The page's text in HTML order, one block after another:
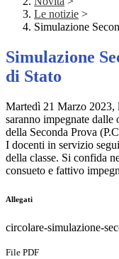
Le notizie >
Simulazione
Simulazione
di Stato
Martedì 21 Marzo 2023,
saranno impegnate
della Seconda Prova
I docenti in servizio
della classe. Si confida
consueto e fattivo
Allegati
circolare-simulazione-
File PDF